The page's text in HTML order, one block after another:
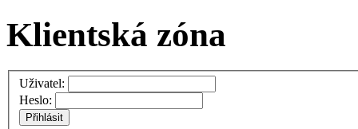
Klientská zóna
Uživatel:
Heslo: